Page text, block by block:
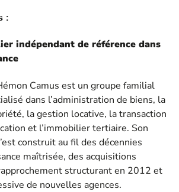
:
indépendant de référence dans
Camus est un groupe familial
dans l’administration de biens, la
la gestion locative, la transaction
et l’immobilier tertiaire. Son
construit au fil des décennies
maîtrisée, des acquisitions
structurant en 2012 et
de nouvelles agences.